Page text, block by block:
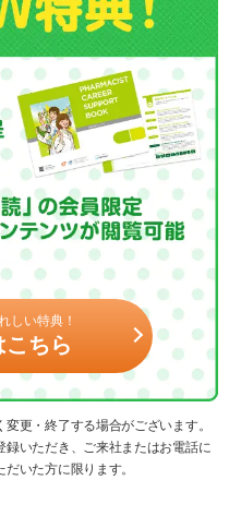
しい特典！
ちら
更・終了する場合がございます。
いただき、ご来社またはお電話に
いた方に限ります。